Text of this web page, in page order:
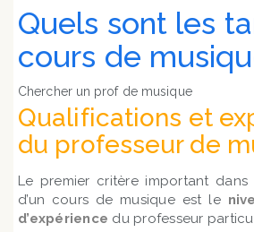
Quels sont les
cours de
Chercher un prof de musique
Qualifications et
du professeur de
Le premier critère important
d’un cours de musique est le
d’expérience du professeur